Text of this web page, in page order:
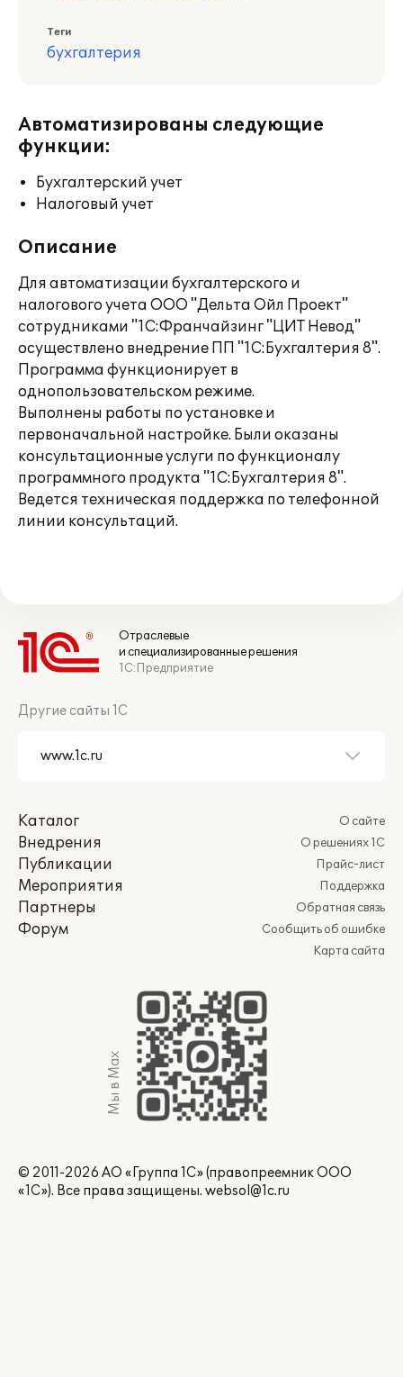
Теги
бухгалтерия
Автоматизированы следующие
функции:
Бухгалтерский учет
Налоговый учет
Описание
Для автоматизации бухгалтерского и
налогового учета ООО "Дельта Ойл Проект"
сотрудниками "1С:Франчайзинг "ЦИТ Невод"
осуществлено внедрение ПП "1С:Бухгалтерия 8".
Программа функционирует в
однопользовательском режиме.
Выполнены работы по установке и
первоначальной настройке. Были оказаны
консультационные услуги по функционалу
программного продукта "1С:Бухгалтерия 8".
Ведется техническая поддержка по телефонной
линии консультаций.
Отраслевые
и специализированные решения
1С:Предприятие
Другие сайты 1С
Каталог
Внедрения
Публикации
Мероприятия
Партнеры
Форум
О сайте
О решениях 1С
Прайс-лист
Поддержка
Обратная связь
Сообщить об ошибке
Карта сайта
Мы в Max
© 2011-2026 АО «Группа 1С» (правопреемник ООО
«1С»). Все права защищены. websol@1c.ru